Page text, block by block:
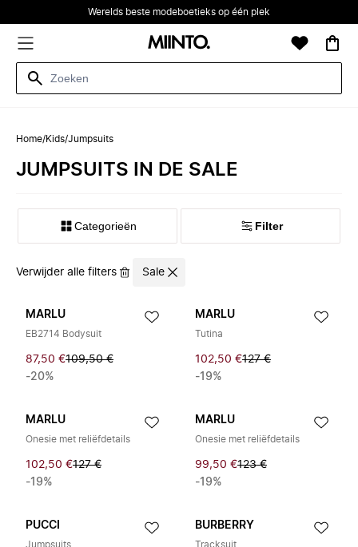
Werelds beste modeboetieks op één plek
Home/Kids/Jumpsuits
JUMPSUITS IN DE SALE
Categorieën Filter
Verwijder alle filters Sale
MARLU
EB2714 Bodysuit
87,50 €109,50 €
-20%
MARLU
Tutina
102,50 €127 €
-19%
MARLU
Onesie met reliëfdetails
102,50 €127 €
-19%
MARLU
Onesie met reliëfdetails
99,50 €123 €
-19%
PUCCI
Jumpsuits
BURBERRY
Tracksuit